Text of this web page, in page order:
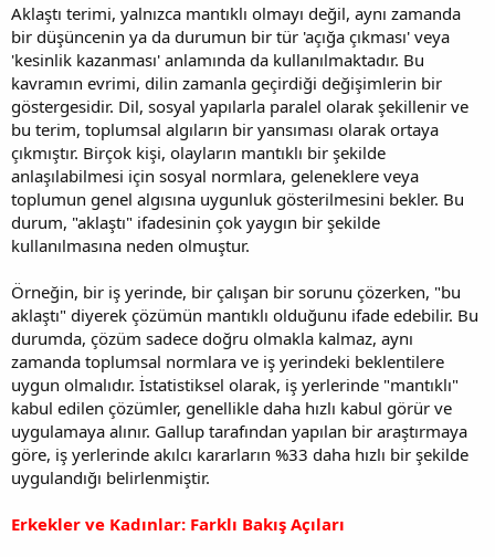
Aklaştı terimi, yalnızca mantıklı olmayı değil, aynı zamanda
bir düşüncenin ya da durumun bir tür 'açığa çıkması' veya
'kesinlik kazanması' anlamında da kullanılmaktadır. Bu
kavramın evrimi, dilin zamanla geçirdiği değişimlerin bir
göstergesidir. Dil, sosyal yapılarla paralel olarak şekillenir ve
bu terim, toplumsal algıların bir yansıması olarak ortaya
çıkmıştır. Birçok kişi, olayların mantıklı bir şekilde
anlaşılabilmesi için sosyal normlara, geleneklere veya
toplumun genel algısına uygunluk gösterilmesini bekler. Bu
durum, "aklaştı" ifadesinin çok yaygın bir şekilde
kullanılmasına neden olmuştur.
Örneğin, bir iş yerinde, bir çalışan bir sorunu çözerken, "bu
aklaştı" diyerek çözümün mantıklı olduğunu ifade edebilir. Bu
durumda, çözüm sadece doğru olmakla kalmaz, aynı
zamanda toplumsal normlara ve iş yerindeki beklentilere
uygun olmalıdır. İstatistiksel olarak, iş yerlerinde "mantıklı"
kabul edilen çözümler, genellikle daha hızlı kabul görür ve
uygulamaya alınır. Gallup tarafından yapılan bir araştırmaya
göre, iş yerlerinde akılcı kararların %33 daha hızlı bir şekilde
uygulandığı belirlenmiştir.
Erkekler ve Kadınlar: Farklı Bakış Açıları